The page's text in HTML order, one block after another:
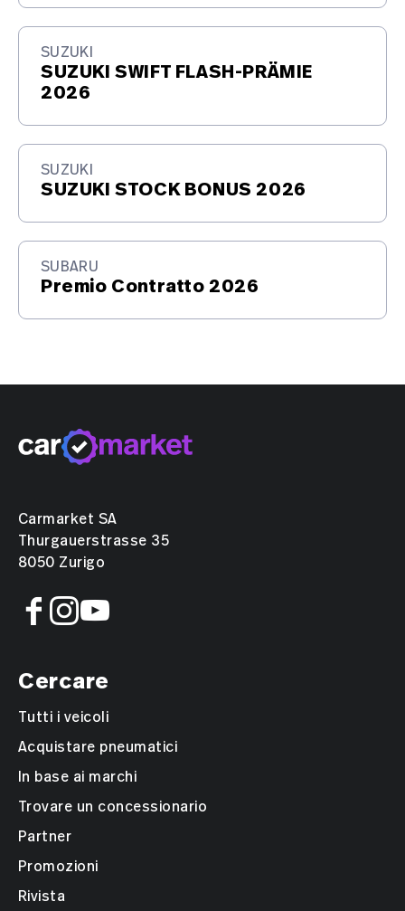
SUZUKI
SUZUKI SWIFT FLASH-PRÄMIE
2026
SUZUKI
SUZUKI STOCK BONUS 2026
SUBARU
Premio Contratto 2026
Carmarket SA
Thurgauerstrasse 35
8050 Zurigo
Cercare
Tutti i veicoli
Acquistare pneumatici
In base ai marchi
Trovare un concessionario
Partner
Promozioni
Rivista